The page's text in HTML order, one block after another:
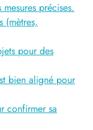
précises.
(mètres,
pour des
bien aligné pour
confirmer sa